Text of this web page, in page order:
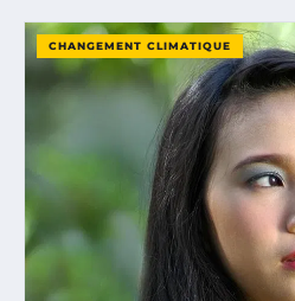
CHANGEMENT CLIMATIQUE